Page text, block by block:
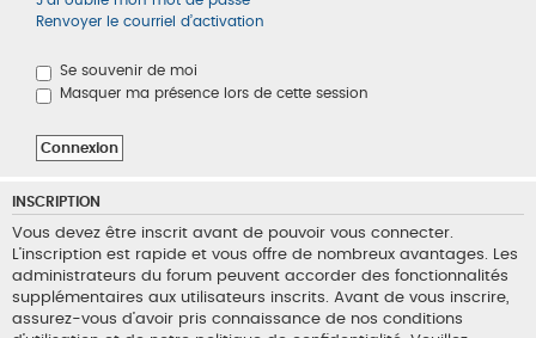
Renvoyer le courriel d’activation
Se souvenir de moi
Masquer ma présence lors de cette session
INSCRIPTION
Vous devez être inscrit avant de pouvoir vous connecter.
L’inscription est rapide et vous offre de nombreux avantages. Les
administrateurs du forum peuvent accorder des fonctionnalités
supplémentaires aux utilisateurs inscrits. Avant de vous inscrire,
assurez-vous d’avoir pris connaissance de nos conditions